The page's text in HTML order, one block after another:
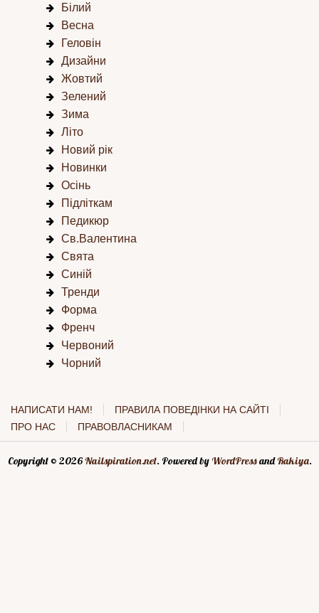
Білий
Весна
Геловін
Дизайни
Жовтий
Зелений
Зима
Літо
Новий рік
Новинки
Осінь
Підліткам
Педикюр
Св.Валентина
Свята
Синій
Тренди
Форма
Френч
Червоний
Чорний
НАПИСАТИ НАМ!
ПРАВИЛА ПОВЕДІНКИ НА САЙТІ
ПРО НАС
ПРАВОВЛАСНИКАМ
Copyright © 2026Nailspiration.net. Powered by WordPressandRakiya.